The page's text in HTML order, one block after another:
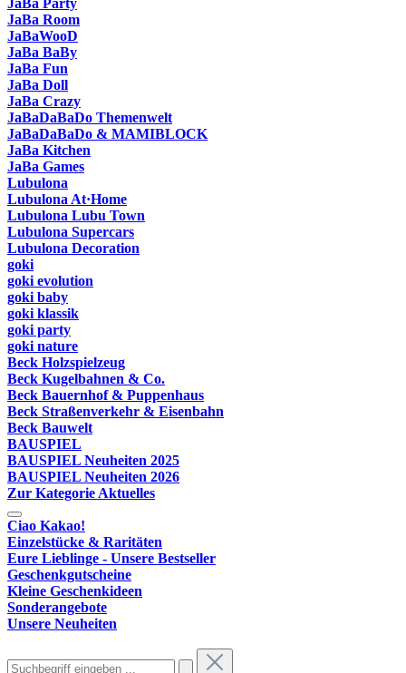
JaBa Party
JaBa Room
JaBaWooD
JaBa BaBy
JaBa Fun
JaBa Doll
JaBa Crazy
JaBaDaBaDo Themenwelt
JaBaDaBaDo & MAMIBLOCK
JaBa Kitchen
JaBa Games
Lubulona
Lubulona At·Home
Lubulona Lubu Town
Lubulona Supercars
Lubulona Decoration
goki
goki evolution
goki baby
goki klassik
goki party
goki nature
Beck Holzspielzeug
Beck Kugelbahnen & Co.
Beck Bauernhof & Puppenhaus
Beck Straßenverkehr & Eisenbahn
Beck Bauwelt
BAUSPIEL
BAUSPIEL Neuheiten 2025
BAUSPIEL Neuheiten 2026
Zur Kategorie Aktuelles
Ciao Kakao!
Einzelstücke & Raritäten
Eure Lieblinge - Unsere Bestseller
Geschenkgutscheine
Kleine Geschenkideen
Sonderangebote
Unsere Neuheiten